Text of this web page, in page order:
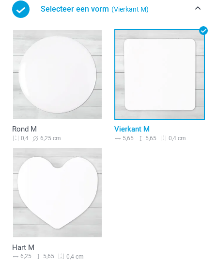
Selecteer een vorm (Vierkant M)
Rond M
0,4 6,25 cm
Vierkant M
5,65 5,65 0,4 cm
Hart M
6,25 5,65 0,4 cm